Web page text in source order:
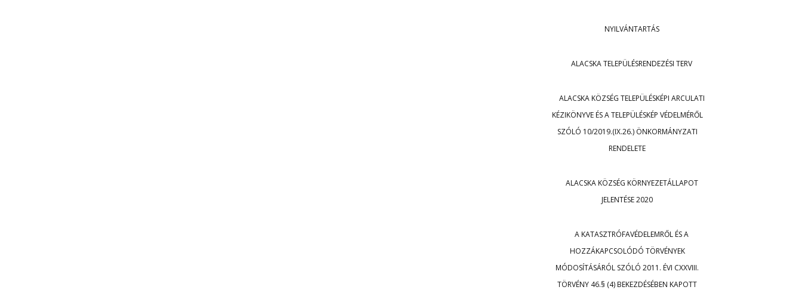
NYILVÁNTARTÁS
ALACSKA TELEPÜLÉSRENDEZÉSI TERV
ALACSKA KÖZSÉG TELEPÜLÉSKÉPI ARCULATI
KÉZIKÖNYVE ÉS A TELEPÜLÉSKÉP VÉDELMÉRŐL
SZÓLÓ 10/2019.(IX.26.) ÖNKORMÁNYZATI
RENDELETE
ALACSKA KÖZSÉG KÖRNYEZETÁLLAPOT
JELENTÉSE 2020
A KATASZTRÓFAVÉDELEMRŐL ÉS A
HOZZÁKAPCSOLÓDÓ TÖRVÉNYEK
MÓDOSÍTÁSÁRÓL SZÓLÓ 2011. ÉVI CXXVIII.
TÖRVÉNY 46.§ (4) BEKEZDÉSÉBEN KAPOTT